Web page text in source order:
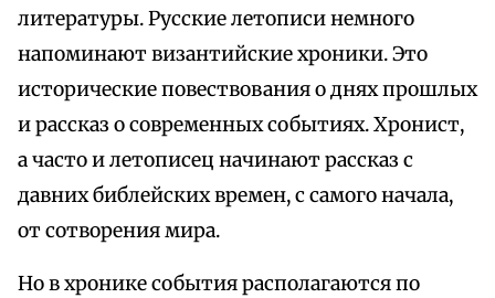
литературы. Русские летописи немного
напоминают византийские хроники. Это
исторические повествования о днях прошлых
и рассказ о современных событиях. Хронист,
а часто и летописец начинают рассказ с
давних библейских времен, с самого начала,
от сотворения мира.
Но в хронике события располагаются по